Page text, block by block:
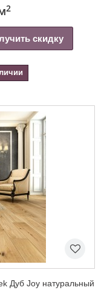
2
скидку
Дуб Joy натуральный